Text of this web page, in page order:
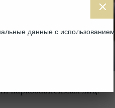
наркозависимых лиц.
данные с использованием